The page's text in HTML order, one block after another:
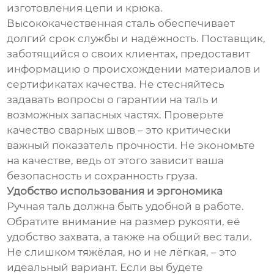
изготовления цепи и крюка.
Высококачественная сталь обеспечивает
долгий срок службы и надёжность. Поставщик,
заботящийся о своих клиентах, предоставит
информацию о происхождении материалов и
сертификатах качества. Не стесняйтесь
задавать вопросы о гарантии на таль и
возможных запасных частях. Проверьте
качество сварных швов – это критически
важный показатель прочности. Не экономьте
на качестве, ведь от этого зависит ваша
безопасность и сохранность груза.
Удобство использования и эргономика
Ручная таль должна быть удобной в работе.
Обратите внимание на размер рукояти, её
удобство захвата, а также на общий вес тали.
Не слишком тяжёлая, но и не лёгкая, – это
идеальный вариант. Если вы будете